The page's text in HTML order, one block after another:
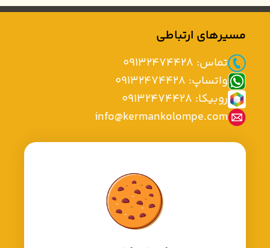
مسیرهای ارتباطی
تماس: 09132474428
واتساپ: 09132474428
روبیکا: 09132474428
info@kermankolompe.com